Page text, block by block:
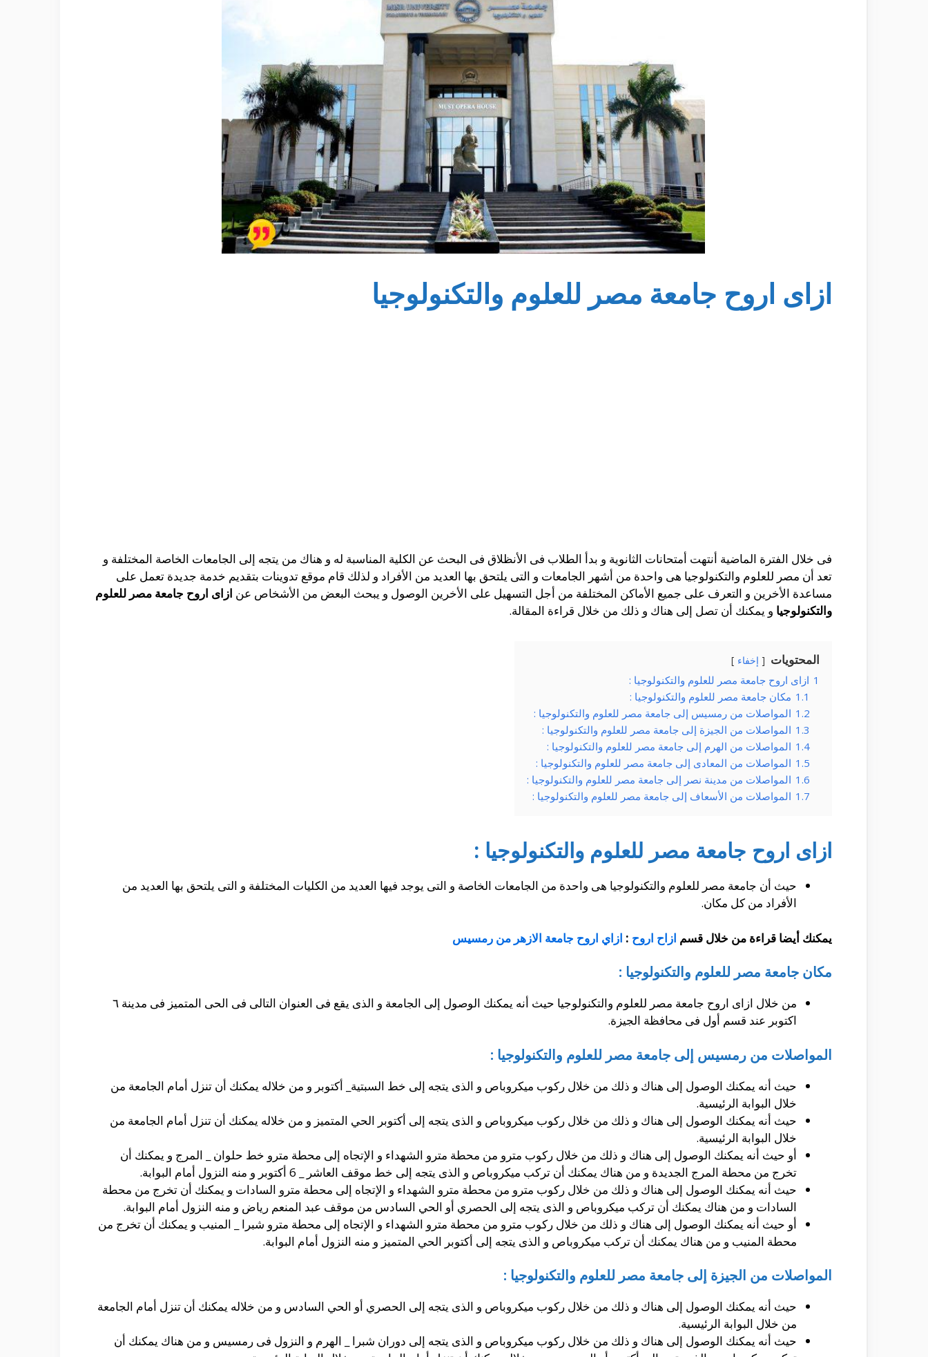
ازاى اروح جامعة مصر للعلوم والتكنولوجيا
فى خلال الفترة الماضية أنتهت أمتحانات الثانوية و بدأ الطلاب فى الأنظلاق فى البحث عن الكلية المناسبة له و هناك من يتجه إلى الجامعات الخاصة المختلفة و
تعد أن مصر للعلوم والتكنولوجيا هى واحدة من أشهر الجامعات و التى يلتحق بها العديد من الأفراد و لذلك قام موقع تدوينات بتقديم خدمة جديدة تعمل على
مساعدة الأخرين و التعرف على جميع الأماكن المختلفة من أجل التسهيل على الأخرين الوصول و يبحث البعض من الأشخاص عن ازاى اروح جامعة مصر للعلوم
والتكنولوجيا و يمكنك أن تصل إلى هناك و ذلك من خلال قراءة المقالة.
المحتويات إخفاء
1 ازاى اروح جامعة مصر للعلوم والتكنولوجيا :
1.1 مكان جامعة مصر للعلوم والتكنولوجيا :
1.2 المواصلات من رمسيس إلى جامعة مصر للعلوم والتكنولوجيا :
1.3 المواصلات من الجيزة إلى جامعة مصر للعلوم والتكنولوجيا :
1.4 المواصلات من الهرم إلى جامعة مصر للعلوم والتكنولوجيا :
1.5 المواصلات من المعادى إلى جامعة مصر للعلوم والتكنولوجيا :
1.6 المواصلات من مدينة نصر إلى جامعة مصر للعلوم والتكنولوجيا :
1.7 المواصلات من الأسعاف إلى جامعة مصر للعلوم والتكنولوجيا :
ازاى اروح جامعة مصر للعلوم والتكنولوجيا :
حيث أن جامعة مصر للعلوم والتكنولوجيا هى واحدة من الجامعات الخاصة و التى يوجد فيها العديد من الكليات المختلفة و التى يلتحق بها العديد من
الأفراد من كل مكان.
يمكنك أيضا قراءة من خلال قسم ازاح اروح : ازاي اروح جامعة الازهر من رمسيس
مكان جامعة مصر للعلوم والتكنولوجيا :
من خلال ازاى اروح جامعة مصر للعلوم والتكنولوجيا حيث أنه يمكنك الوصول إلى الجامعة و الذى يقع فى العنوان التالى فى الحى المتميز فى مدينة ٦
اكتوبر عند قسم أول فى محافظة الجيزة.
المواصلات من رمسيس إلى جامعة مصر للعلوم والتكنولوجيا :
حيث أنه يمكنك الوصول إلى هناك و ذلك من خلال ركوب ميكروباص و الذى يتجه إلى خط السبتية_ أكتوبر و من خلاله يمكنك أن تنزل أمام الجامعة من
خلال البوابة الرئيسية.
حيث أنه يمكنك الوصول إلى هناك و ذلك من خلال ركوب ميكروباص و الذى يتجه إلى أكتوبر الحي المتميز و من خلاله يمكنك أن تنزل أمام الجامعة من
خلال البوابة الرئيسية.
أو حيث أنه يمكنك الوصول إلى هناك و ذلك من خلال ركوب مترو من محطة مترو الشهداء و الإتجاه إلى محطة مترو خط حلوان _ المرج و يمكنك أن
تخرج من محطة المرج الجديدة و من هناك يمكنك أن تركب ميكروباص و الذى يتجه إلى خط موقف العاشر _ 6 أكتوبر و منه النزول أمام البوابة.
حيث أنه يمكنك الوصول إلى هناك و ذلك من خلال ركوب مترو من محطة مترو الشهداء و الإتجاه إلى محطة مترو السادات و يمكنك أن تخرج من محطة
السادات و من هناك يمكنك أن تركب ميكروباص و الذى يتجه إلى الحصري أو الحي السادس من موقف عبد المنعم رياض و منه النزول أمام البوابة.
أو حيث أنه يمكنك الوصول إلى هناك و ذلك من خلال ركوب مترو من محطة مترو الشهداء و الإتجاه إلى محطة مترو شبرا _ المنيب و يمكنك أن تخرج من
محطة المنيب و من هناك يمكنك أن تركب ميكروباص و الذى يتجه إلى أكتوبر الحي المتميز و منه النزول أمام البوابة.
المواصلات من الجيزة إلى جامعة مصر للعلوم والتكنولوجيا :
حيث أنه يمكنك الوصول إلى هناك و ذلك من خلال ركوب ميكروباص و الذى يتجه إلى الحصري أو الحي السادس و من خلاله يمكنك أن تنزل أمام الجامعة
من خلال البوابة الرئيسية.
حيث أنه يمكنك الوصول إلى هناك و ذلك من خلال ركوب ميكروباص و الذى يتجه إلى دوران شبرا _ الهرم و النزول فى رمسيس و من هناك يمكنك أن